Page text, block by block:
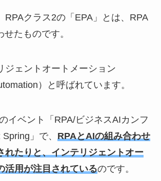
RPAクラス2の「EPA」とは、RPA
たものです。
ジェントオートメーション
）と呼ばれています。
イベント「RPA/ビジネスAIカンフ
」で、 RPAとAIの組み合わせ
れたりと、インテリジェントオー
活用が注目されているのです。